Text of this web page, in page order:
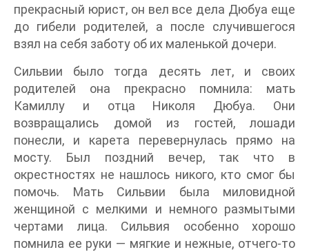
прекрасный юрист, он вел все дела Дюбуа еще
до гибели родителей, а после случившегося
взял на себя заботу об их маленькой дочери.
Сильвии было тогда десять лет, и своих
родителей она прекрасно помнила: мать
Камиллу и отца Николя Дюбуа. Они
возвращались домой из гостей, лошади
понесли, и карета перевернулась прямо на
мосту. Был поздний вечер, так что в
окрестностях не нашлось никого, кто смог бы
помочь. Мать Сильвии была миловидной
женщиной с мелкими и немного размытыми
чертами лица. Сильвия особенно хорошо
помнила ее руки — мягкие и нежные, отчего-то